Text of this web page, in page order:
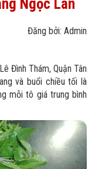
Ngọc Lan
Đăng bởi: Admin
Đình Thám, Quận Tân
và buổi chiều tối là
mỗi tô giá trung bình